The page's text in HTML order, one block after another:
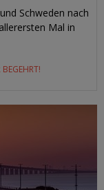
Schweden nach
Mal in